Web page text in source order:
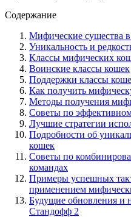
Содержание
Мифические существа
Уникальность и
Классы мифических
Воинские классы кошек
Поддержки классы
Как получить
Методы получения
Советы по
Лучшие стратегии
Подробности об
кошек
Советы по
командах
Примеры успешных
применением
Будущие обновления и
Стандофф 2